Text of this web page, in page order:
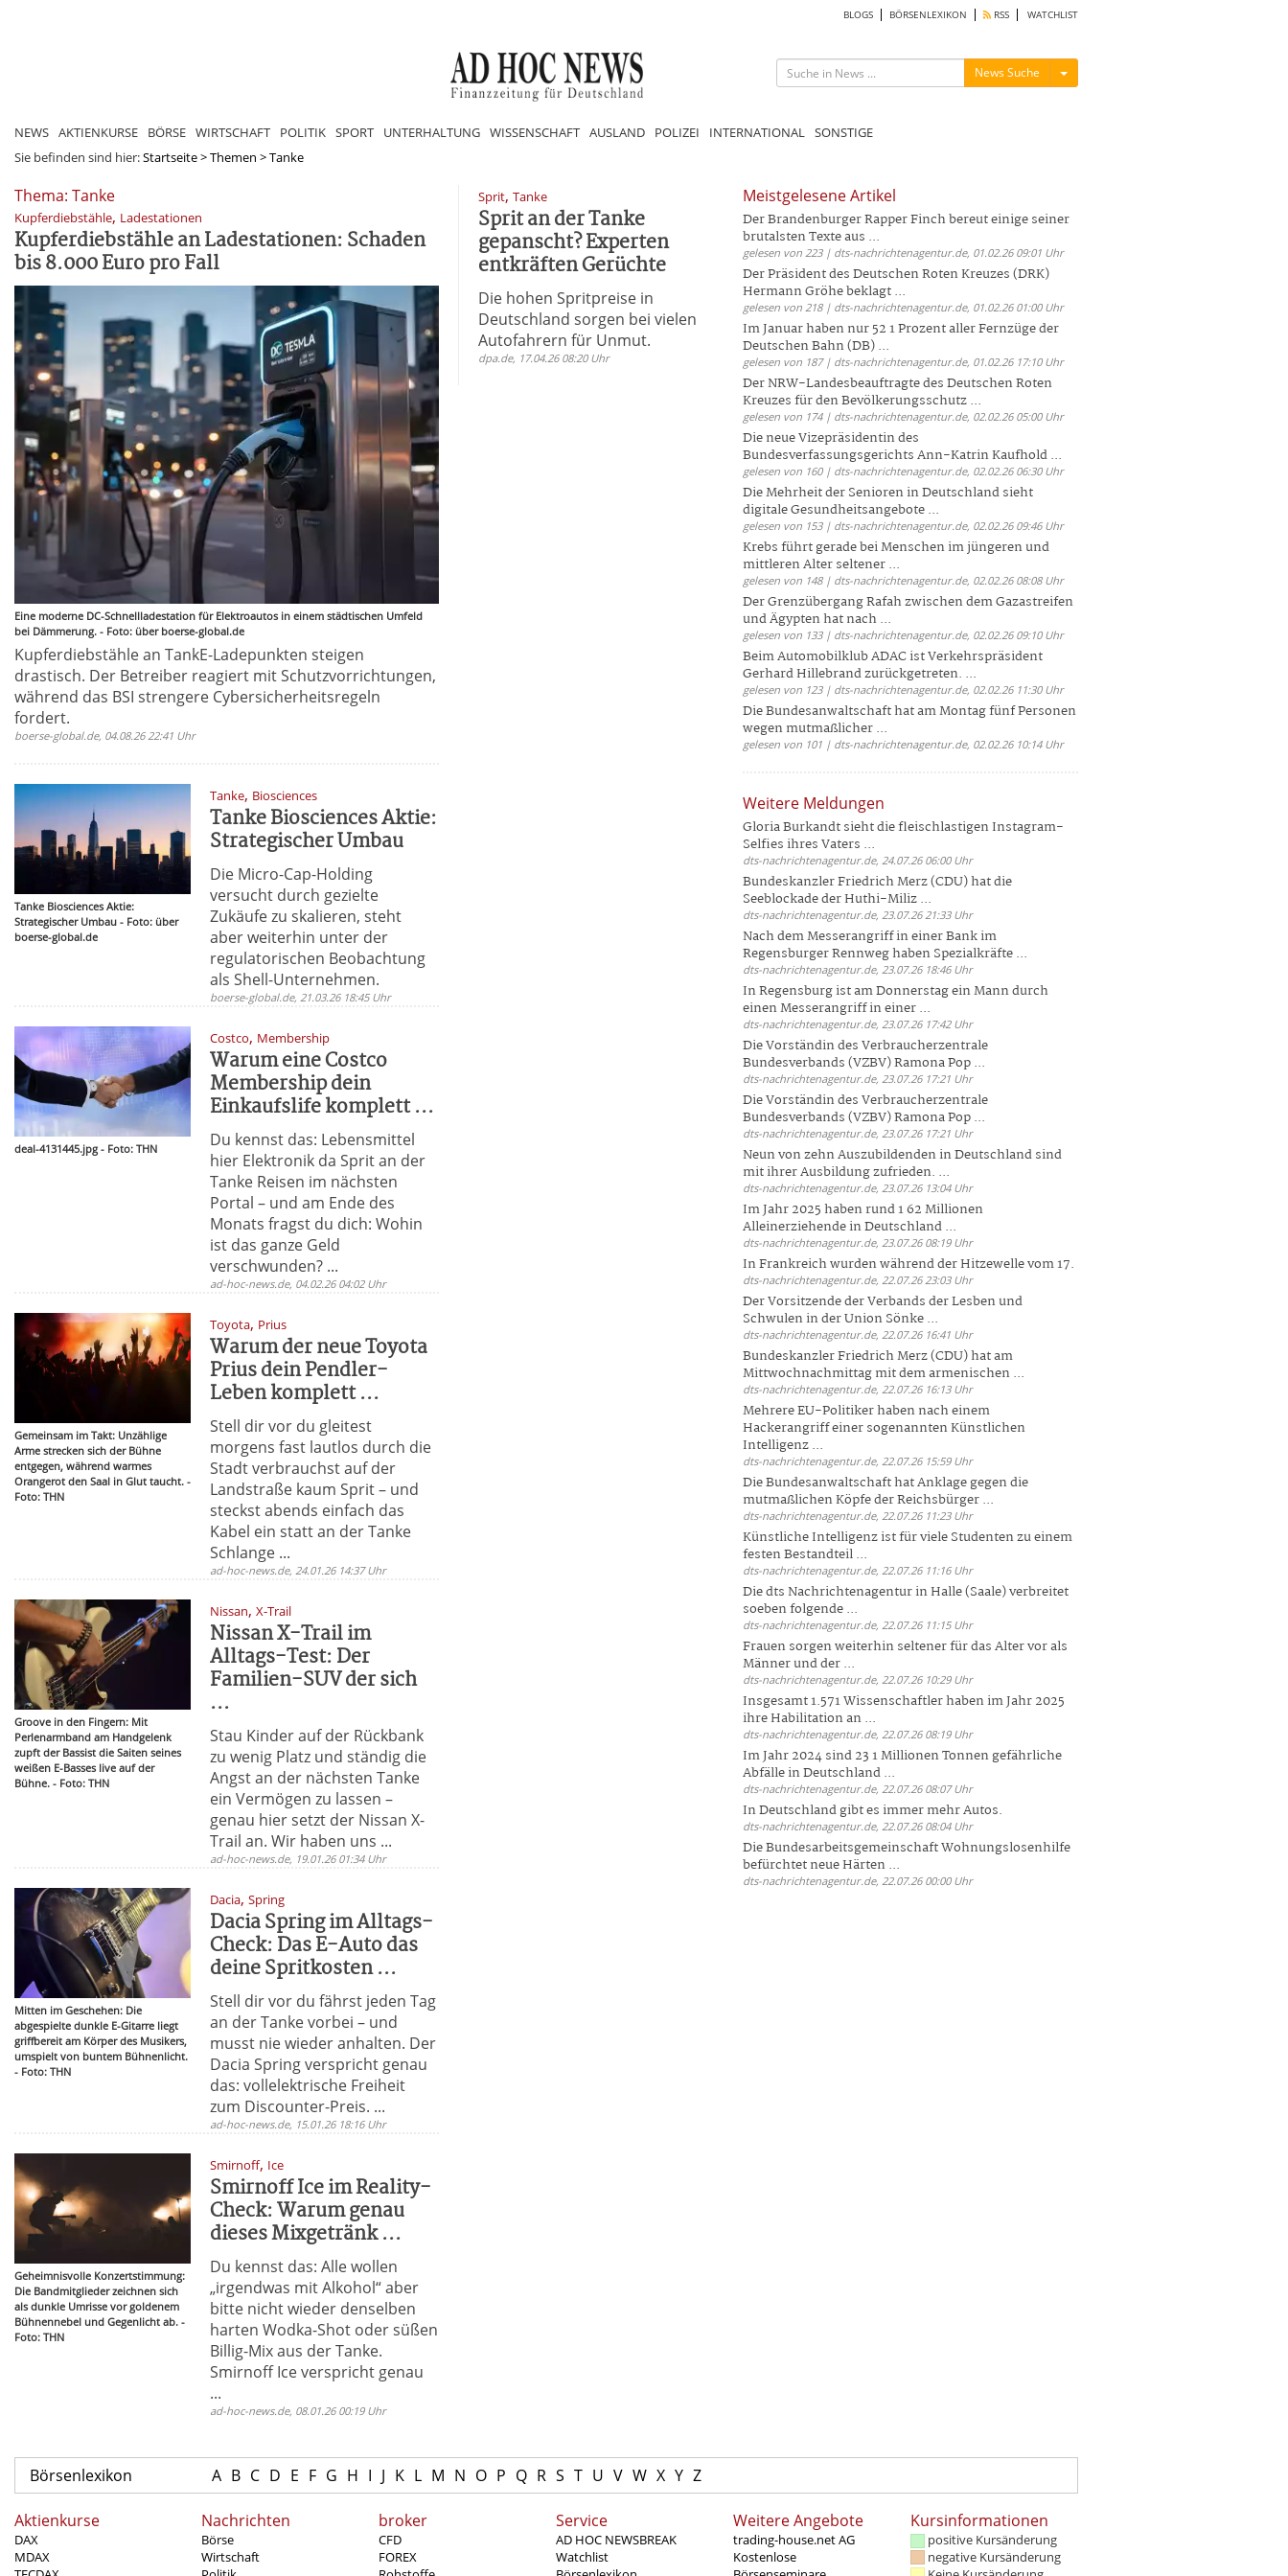
BLOGS BÖRSENLEXIKON RSS WATCHLIST
News Suche Menü ein-/ausblenden
NEWS AKTIENKURSE BÖRSE WIRTSCHAFT POLITIK SPORT UNTERHALTUNG WISSENSCHAFT AUSLAND POLIZEI INTERNATIONAL SONSTIGE
Sie befinden sind hier:Startseite>Themen >Tanke
Thema: Tanke
Kupferdiebstähle, Ladestationen
Kupferdiebstähle an Ladestationen: Schaden
bis 8.000 Euro pro Fall
Eine moderne DC-Schnellladestation für Elektroautos in einem städtischen Umfeld
bei Dämmerung. - Foto: über boerse-global.de
Kupferdiebstähle an TankE-Ladepunkten steigen
drastisch. Der Betreiber reagiert mit Schutzvorrichtungen,
während das BSI strengere Cybersicherheitsregeln
fordert.
boerse-global.de, 04.08.26 22:41 Uhr
Tanke Biosciences Aktie:
Strategischer Umbau - Foto: über
boerse-global.de
Tanke, Biosciences
Tanke Biosciences Aktie:
Strategischer Umbau
Die Micro-Cap-Holding
versucht durch gezielte
Zukäufe zu skalieren, steht
aber weiterhin unter der
regulatorischen Beobachtung
als Shell-Unternehmen.
boerse-global.de, 21.03.26 18:45 Uhr
deal-4131445.jpg - Foto: THN
Costco, Membership
Warum eine Costco
Membership dein
Einkaufslife komplett ...
Du kennst das: Lebensmittel
hier Elektronik da Sprit an der
Tanke Reisen im nächsten
Portal – und am Ende des
Monats fragst du dich: Wohin
ist das ganze Geld
verschwunden? ...
ad-hoc-news.de, 04.02.26 04:02 Uhr
Gemeinsam im Takt: Unzählige
Arme strecken sich der Bühne
entgegen, während warmes
Orangerot den Saal in Glut taucht. -
Foto: THN
Toyota, Prius
Warum der neue Toyota
Prius dein Pendler-
Leben komplett ...
Stell dir vor du gleitest
morgens fast lautlos durch die
Stadt verbrauchst auf der
Landstraße kaum Sprit – und
steckst abends einfach das
Kabel ein statt an der Tanke
Schlange ...
ad-hoc-news.de, 24.01.26 14:37 Uhr
Groove in den Fingern: Mit
Perlenarmband am Handgelenk
zupft der Bassist die Saiten seines
weißen E-Basses live auf der
Bühne. - Foto: THN
Nissan,X-Trail
Nissan X-Trail im
Alltags-Test: Der
Familien-SUV der sich
...
Stau Kinder auf der Rückbank
zu wenig Platz und ständig die
Angst an der nächsten Tanke
ein Vermögen zu lassen –
genau hier setzt der Nissan X-
Trail an. Wir haben uns ...
ad-hoc-news.de, 19.01.26 01:34 Uhr
Mitten im Geschehen: Die
abgespielte dunkle E-Gitarre liegt
griffbereit am Körper des Musikers,
umspielt von buntem Bühnenlicht.
- Foto: THN
Dacia,Spring
Dacia Spring im Alltags-
Check: Das E-Auto das
deine Spritkosten ...
Stell dir vor du fährst jeden Tag
an der Tanke vorbei – und
musst nie wieder anhalten. Der
Dacia Spring verspricht genau
das: vollelektrische Freiheit
zum Discounter-Preis. ...
ad-hoc-news.de, 15.01.26 18:16 Uhr
Geheimnisvolle Konzertstimmung:
Die Bandmitglieder zeichnen sich
als dunkle Umrisse vor goldenem
Bühnennebel und Gegenlicht ab. -
Foto: THN
Smirnoff, Ice
Smirnoff Ice im Reality-
Check: Warum genau
dieses Mixgetränk ...
Du kennst das: Alle wollen
„irgendwas mit Alkohol“ aber
bitte nicht wieder denselben
harten Wodka-Shot oder süßen
Billig-Mix aus der Tanke.
Smirnoff Ice verspricht genau
...
ad-hoc-news.de, 08.01.26 00:19 Uhr
Sprit, Tanke
Sprit an der Tanke
gepanscht? Experten
entkräften Gerüchte
Die hohen Spritpreise in
Deutschland sorgen bei vielen
Autofahrern für Unmut.
dpa.de, 17.04.26 08:20 Uhr
Meistgelesene Artikel
Der Brandenburger Rapper Finch bereut einige seiner
brutalsten Texte aus ...
gelesen von 223 | dts-nachrichtenagentur.de, 01.02.26 09:01 Uhr
Der Präsident des Deutschen Roten Kreuzes (DRK)
Hermann Gröhe beklagt ...
gelesen von 218 | dts-nachrichtenagentur.de, 01.02.26 01:00 Uhr
Im Januar haben nur 52 1 Prozent aller Fernzüge der
Deutschen Bahn (DB) ...
gelesen von 187 | dts-nachrichtenagentur.de, 01.02.26 17:10 Uhr
Der NRW-Landesbeauftragte des Deutschen Roten
Kreuzes für den Bevölkerungsschutz ...
gelesen von 174 | dts-nachrichtenagentur.de, 02.02.26 05:00 Uhr
Die neue Vizepräsidentin des
Bundesverfassungsgerichts Ann-Katrin Kaufhold ...
gelesen von 160 | dts-nachrichtenagentur.de, 02.02.26 06:30 Uhr
Die Mehrheit der Senioren in Deutschland sieht
digitale Gesundheitsangebote ...
gelesen von 153 | dts-nachrichtenagentur.de, 02.02.26 09:46 Uhr
Krebs führt gerade bei Menschen im jüngeren und
mittleren Alter seltener ...
gelesen von 148 | dts-nachrichtenagentur.de, 02.02.26 08:08 Uhr
Der Grenzübergang Rafah zwischen dem Gazastreifen
und Ägypten hat nach ...
gelesen von 133 | dts-nachrichtenagentur.de, 02.02.26 09:10 Uhr
Beim Automobilklub ADAC ist Verkehrspräsident
Gerhard Hillebrand zurückgetreten. ...
gelesen von 123 | dts-nachrichtenagentur.de, 02.02.26 11:30 Uhr
Die Bundesanwaltschaft hat am Montag fünf Personen
wegen mutmaßlicher ...
gelesen von 101 | dts-nachrichtenagentur.de, 02.02.26 10:14 Uhr
Weitere Meldungen
Gloria Burkandt sieht die fleischlastigen Instagram-
Selfies ihres Vaters ...
dts-nachrichtenagentur.de, 24.07.26 06:00 Uhr
Bundeskanzler Friedrich Merz (CDU) hat die
Seeblockade der Huthi-Miliz ...
dts-nachrichtenagentur.de, 23.07.26 21:33 Uhr
Nach dem Messerangriff in einer Bank im
Regensburger Rennweg haben Spezialkräfte ...
dts-nachrichtenagentur.de, 23.07.26 18:46 Uhr
In Regensburg ist am Donnerstag ein Mann durch
einen Messerangriff in einer ...
dts-nachrichtenagentur.de, 23.07.26 17:42 Uhr
Die Vorständin des Verbraucherzentrale
Bundesverbands (VZBV) Ramona Pop ...
dts-nachrichtenagentur.de, 23.07.26 17:21 Uhr
Die Vorständin des Verbraucherzentrale
Bundesverbands (VZBV) Ramona Pop ...
dts-nachrichtenagentur.de, 23.07.26 17:21 Uhr
Neun von zehn Auszubildenden in Deutschland sind
mit ihrer Ausbildung zufrieden. ...
dts-nachrichtenagentur.de, 23.07.26 13:04 Uhr
Im Jahr 2025 haben rund 1 62 Millionen
Alleinerziehende in Deutschland ...
dts-nachrichtenagentur.de, 23.07.26 08:19 Uhr
In Frankreich wurden während der Hitzewelle vom 17.
dts-nachrichtenagentur.de, 22.07.26 23:03 Uhr
Der Vorsitzende der Verbands der Lesben und
Schwulen in der Union Sönke ...
dts-nachrichtenagentur.de, 22.07.26 16:41 Uhr
Bundeskanzler Friedrich Merz (CDU) hat am
Mittwochnachmittag mit dem armenischen ...
dts-nachrichtenagentur.de, 22.07.26 16:13 Uhr
Mehrere EU-Politiker haben nach einem
Hackerangriff einer sogenannten Künstlichen
Intelligenz ...
dts-nachrichtenagentur.de, 22.07.26 15:59 Uhr
Die Bundesanwaltschaft hat Anklage gegen die
mutmaßlichen Köpfe der Reichsbürger ...
dts-nachrichtenagentur.de, 22.07.26 11:23 Uhr
Künstliche Intelligenz ist für viele Studenten zu einem
festen Bestandteil ...
dts-nachrichtenagentur.de, 22.07.26 11:16 Uhr
Die dts Nachrichtenagentur in Halle (Saale) verbreitet
soeben folgende ...
dts-nachrichtenagentur.de, 22.07.26 11:15 Uhr
Frauen sorgen weiterhin seltener für das Alter vor als
Männer und der ...
dts-nachrichtenagentur.de, 22.07.26 10:29 Uhr
Insgesamt 1.571 Wissenschaftler haben im Jahr 2025
ihre Habilitation an ...
dts-nachrichtenagentur.de, 22.07.26 08:19 Uhr
Im Jahr 2024 sind 23 1 Millionen Tonnen gefährliche
Abfälle in Deutschland ...
dts-nachrichtenagentur.de, 22.07.26 08:07 Uhr
In Deutschland gibt es immer mehr Autos.
dts-nachrichtenagentur.de, 22.07.26 08:04 Uhr
Die Bundesarbeitsgemeinschaft Wohnungslosenhilfe
befürchtet neue Härten ...
dts-nachrichtenagentur.de, 22.07.26 00:00 Uhr
Börsenlexikon A B C D E F G H I J K L M N O P Q R S T U V W X Y Z
Aktienkurse
DAX
MDAX
Nachrichten
Börse
Wirtschaft
broker
CFD
FOREX
Service
AD HOC NEWSBREAK
Watchlist
Weitere Angebote
trading-house.net AG
Kostenlose
Kursinformationen
positive Kursänderung
negative Kursänderung